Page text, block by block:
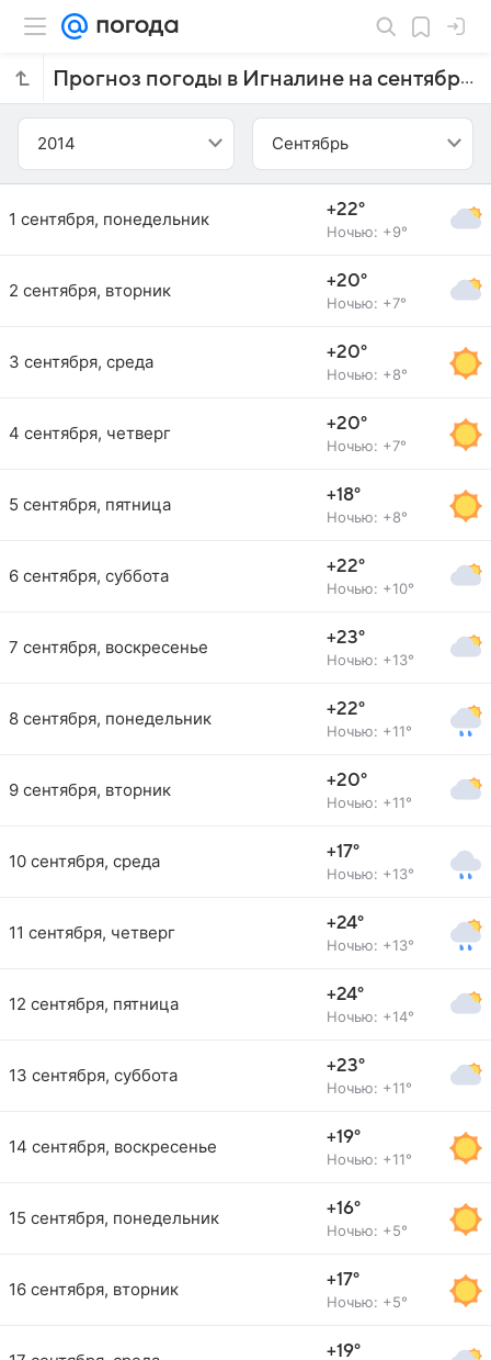
Прогноз погоды в Игналине на сентябрь 2014 года
2014 Сентябрь
1 сентября, понедельник +22°
Ночью: +9°
2 сентября, вторник +20°
Ночью: +7°
3 сентября, среда +20°
Ночью: +8°
4 сентября, четверг +20°
Ночью: +7°
5 сентября, пятница +18°
Ночью: +8°
6 сентября, суббота +22°
Ночью: +10°
7 сентября, воскресенье +23°
Ночью: +13°
8 сентября, понедельник +22°
Ночью: +11°
9 сентября, вторник +20°
Ночью: +11°
10 сентября, среда +17°
Ночью: +13°
11 сентября, четверг +24°
Ночью: +13°
12 сентября, пятница +24°
Ночью: +14°
13 сентября, суббота +23°
Ночью: +11°
14 сентября, воскресенье +19°
Ночью: +11°
15 сентября, понедельник +16°
Ночью: +5°
16 сентября, вторник +17°
Ночью: +5°
+19°